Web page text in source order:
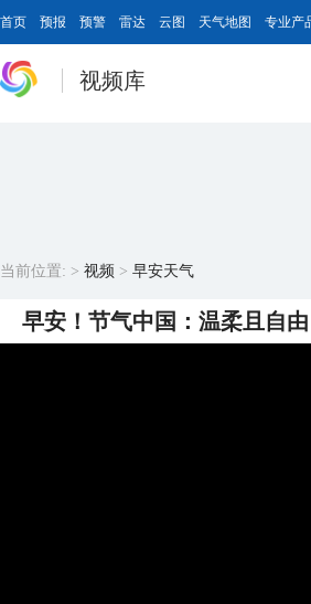
首页 预报 预警 雷达 云图 天气地图 专业产
视频库
当前位置: > 视频 > 早安天气
早安！节气中国：温柔且自